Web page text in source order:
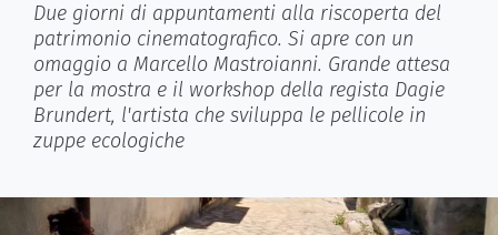
Due giorni di appuntamenti alla riscoperta del
patrimonio cinematografico. Si apre con un
omaggio a Marcello Mastroianni. Grande attesa
per la mostra e il workshop della regista Dagie
Brundert, l'artista che sviluppa le pellicole in
zuppe ecologiche